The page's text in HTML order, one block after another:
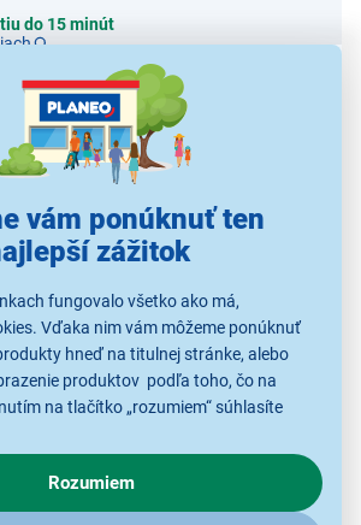
vám ponúknuť ten
zážitok
fungovalo všetko ako má,
Vďaka nim vám môžeme ponúknuť
hneď na titulnej stránke, alebo
produktov podľa toho, čo na
na tlačítko „rozumiem“ súhlasíte
pre zobrazovaní cielených reklám.
detaily, ako u nás s cookies a
kliknitesem.
Rozumiem
do 15 minút
Strážiť cenu a dostupnosť
produktu
Sencor SVCX 0910
11,99 €
Vrecká do vysávačov
Sencor SVCX 0412
11,99 €
Vrecká do vysávačov